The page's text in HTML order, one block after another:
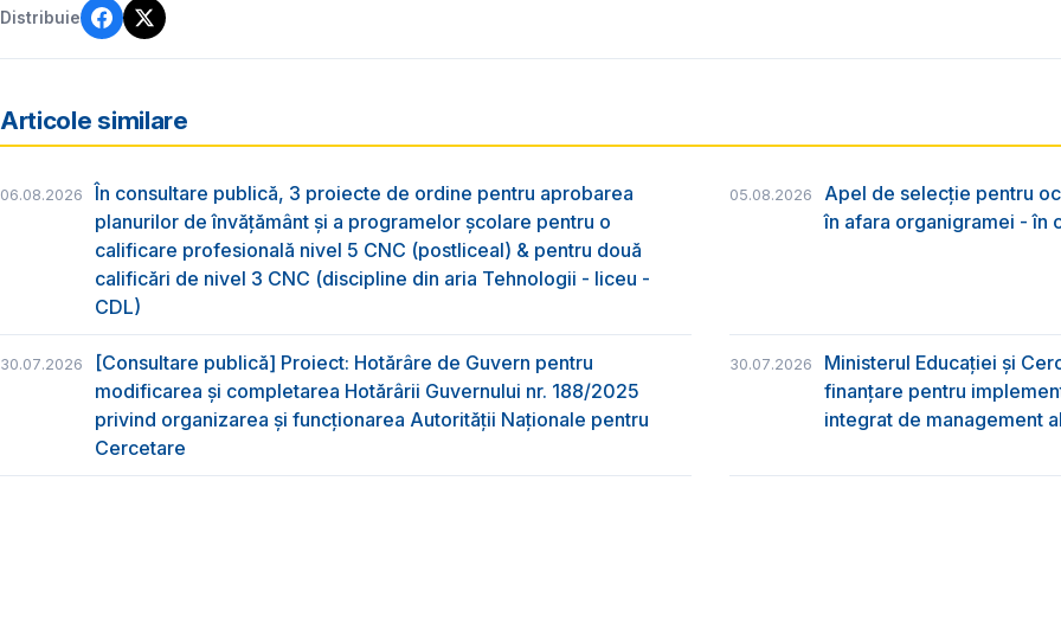
Distribuie
Articole similare
06.08.2026
În consultare publică, 3 proiecte de ordine pentru aprobarea
planurilor de învățământ și a programelor școlare pentru o
calificare profesională nivel 5 CNC (postliceal) & pentru două
calificări de nivel 3 CNC (discipline din aria Tehnologii - liceu -
CDL)
05.08.2026
Apel de selecție pentru
în afara organigramei - în
30.07.2026
[Consultare publică] Proiect: Hotărâre de Guvern pentru
modificarea și completarea Hotărârii Guvernului nr. 188/2025
privind organizarea şi funcţionarea Autorităţii Naţionale pentru
Cercetare
30.07.2026
Ministerul Educației și
finanțare pentru
integrat de management